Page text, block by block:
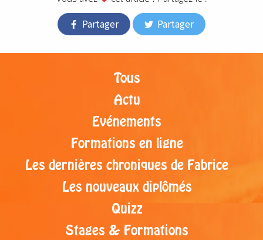
Partager Partager
Tous
Actu
Evénements
Formations en ligne
Les dernières chroniques de Fabrice
Les nouveaux diplômés
Quizz
Stages & Formations